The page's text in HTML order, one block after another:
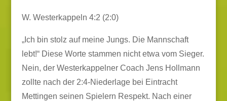
W. Westerkappeln 4:2 (2:0)
„Ich bin stolz auf meine Jungs. Die Mannschaft
lebt!“ Diese Worte stammen nicht etwa vom Sieger.
Nein, der Westerkappelner Coach Jens Hollmann
zollte nach der 2:4-Niederlage bei Eintracht
Mettingen seinen Spielern Respekt. Nach einer